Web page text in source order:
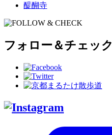
醍醐寺
フォロー＆チェック